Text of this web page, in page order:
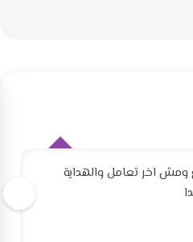
ومش اخر تعامل والهداية